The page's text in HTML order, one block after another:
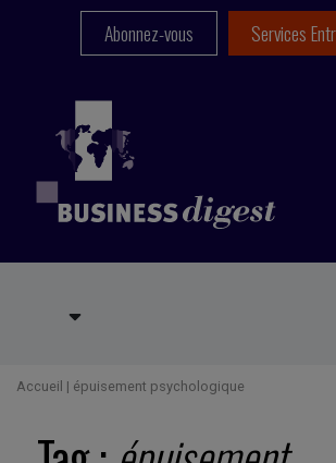
Abonnez-vous Services
Accueil | épuisement psychologique